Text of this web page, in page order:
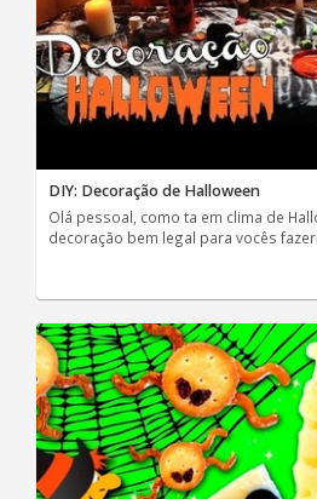
DIY: Decoração de Halloween
Olá pessoal, como ta em clima de
decoração bem legal para vocês